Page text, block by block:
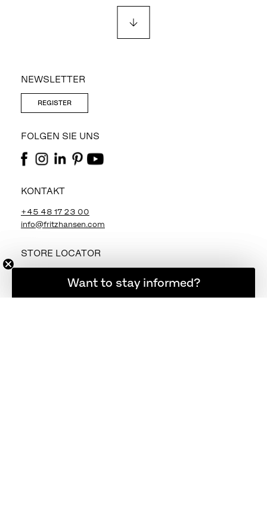
NEWSLETTER
REGISTER
FOLGEN SIE UNS
KONTAKT
+45 48 17 23 00
info@fritzhansen.com
STORE LOCATOR
HÄNDLER FINDEN
Möchten Sie informiert bleiben?
Want to stay informed?